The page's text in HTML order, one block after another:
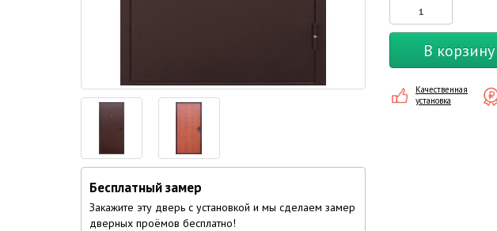
Бесплатный замер
Закажите эту дверь с установкой и мы сделаем замер
дверных проёмов бесплатно!
В корзину
Качественная
установка